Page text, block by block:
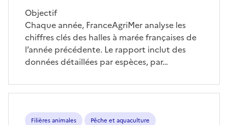
Objectif
Chaque année, FranceAgriMer analyse les
chiffres clés des halles à marée françaises de
l’année précédente. Le rapport inclut des
données détaillées par espèces, par…
Filières animales Pêche et aquaculture